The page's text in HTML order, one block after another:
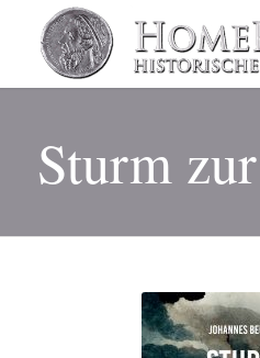
Sturm